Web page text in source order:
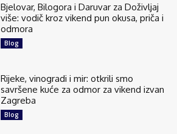
Bjelovar, Bilogora i Daruvar za Doživljaj
više: vodič kroz vikend pun okusa, priča i
odmora
Blog
Rijeke, vinogradi i mir: otkrili smo
savršene kuće za odmor za vikend izvan
Zagreba
Blog